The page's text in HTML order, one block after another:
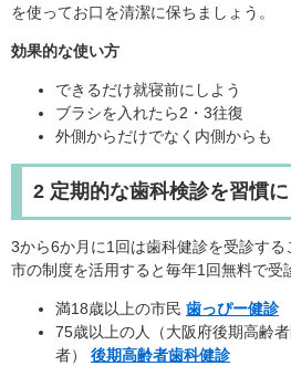
を使ってお口を清潔に保ちましょう。
効果的な使い方
できるだけ就寝前にしよう
ブラシを入れたら2・3往復
外側からだけでなく内側からも
2 定期的な歯科検診を習慣に
3から6か月に1回は歯科健診を受診する
市の制度を活用すると毎年1回無料で受
満18歳以上の市民 歯っぴー健診
75歳以上の人（大阪府後期高齢
者） 後期高齢者歯科健診